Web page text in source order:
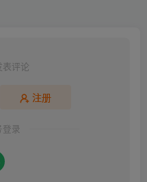
表评论
注册
录